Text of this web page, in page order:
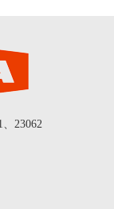
23062